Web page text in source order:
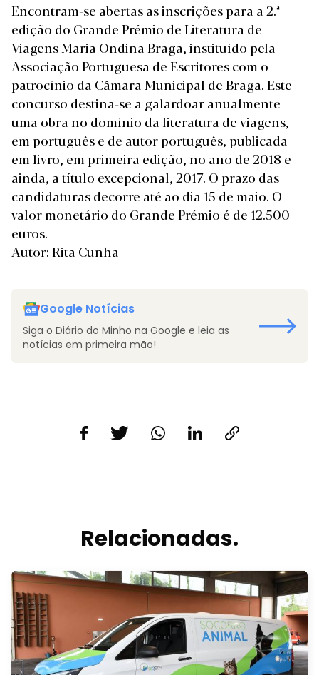
Encontram-se abertas as inscrições para a 2.ª
edição do Grande Prémio de Literatura de
Viagens Maria Ondina Braga, instituído pela
Associação Portuguesa de Escritores com o
patrocínio da Câmara Municipal de Braga. Este
concurso destina-se a galardoar anualmente
uma obra no domínio da literatura de viagens,
em português e de autor português, publicada
em livro, em primeira edição, no ano de 2018 e
ainda, a título excepcional, 2017. O prazo das
candidaturas decorre até ao dia 15 de maio. O
valor monetário do Grande Prémio é de 12.500
euros.
Autor: Rita Cunha
Google Notícias
Siga o Diário do Minho na Google e leia as
notícias em primeira mão!
Relacionadas.